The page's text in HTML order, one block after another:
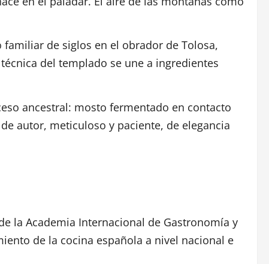
familiar de siglos en el obrador de Tolosa,
del templado se une a ingredientes
ancestral: mosto fermentado en contacto
autor, meticuloso y paciente, de elegancia
la Academia Internacional de Gastronomía y
de la cocina española a nivel nacional e